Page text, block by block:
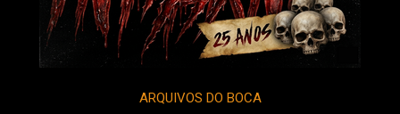
ARQUIVOS DO BOCA